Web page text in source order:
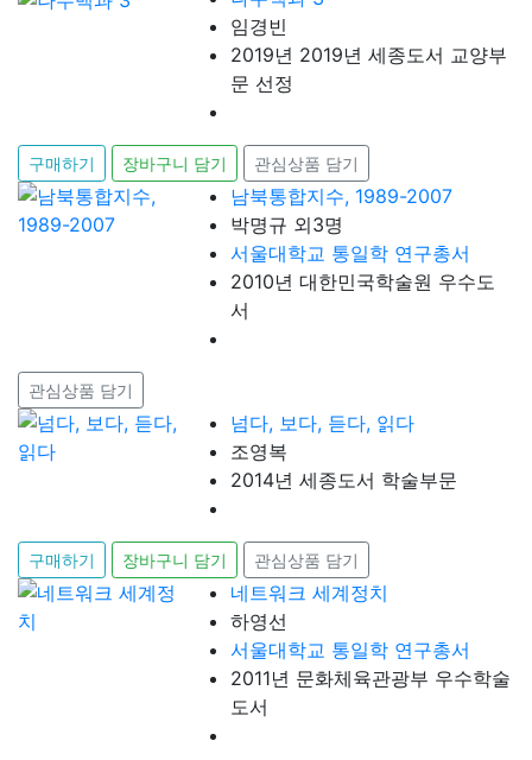
임경빈
2019년 2019년 세종도서 교양부
문 선정
구매하기 장바구니 담기 관심상품 담기
남북통합지수, 1989-2007
박명규 외3명
서울대학교 통일학 연구총서
2010년 대한민국학술원 우수도
서
관심상품 담기
넘다, 보다, 듣다, 읽다
조영복
2014년 세종도서 학술부문
구매하기 장바구니 담기 관심상품 담기
네트워크 세계정치
하영선
서울대학교 통일학 연구총서
2011년 문화체육관광부 우수학술
도서